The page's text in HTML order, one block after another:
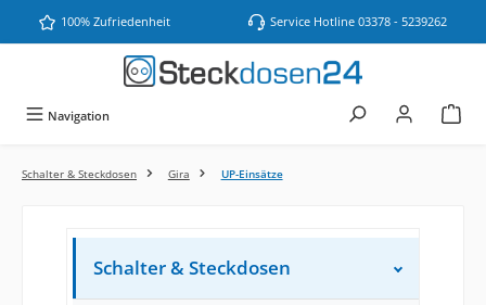
Zum Hauptinhalt springen
100% Zufriedenheit Service Hotline 03378 - 5239262
Navigation
Schalter & Steckdosen Gira UP-Einsätze
Schalter & Steckdosen